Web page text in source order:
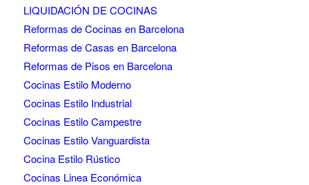
LIQUIDACIÓN DE COCINAS
Reformas de Cocinas en Barcelona
Reformas de Casas en Barcelona
Reformas de Pisos en Barcelona
Cocinas Estilo Moderno
Cocinas Estilo Industrial
Cocinas Estilo Campestre
Cocinas Estilo Vanguardista
Cocina Estilo Rústico
Cocinas Linea Económica